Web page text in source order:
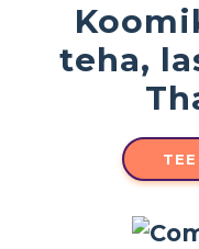
teha,